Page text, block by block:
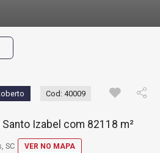
Cod: 40009
Izabel com 82118 m²
SC VER NO MAPA